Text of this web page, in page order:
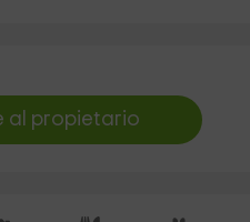
al propietario